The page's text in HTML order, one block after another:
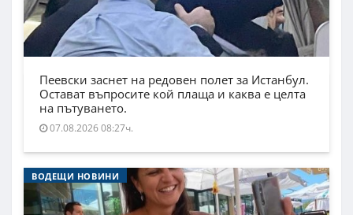
Пеевски заснет на редовен полет за Истанбул.
Остават въпросите кой плаща и каква е целта
на пътуването.
07.08.2026 08:27ч.
ВОДЕЩИ НОВИНИ